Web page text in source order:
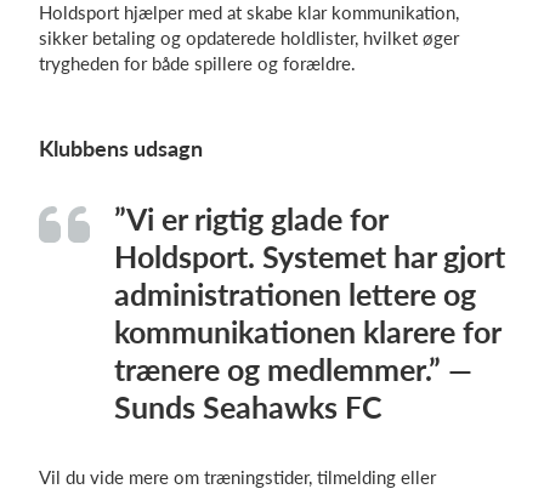
Holdsport hjælper med at skabe klar kommunikation,
sikker betaling og opdaterede holdlister, hvilket øger
trygheden for både spillere og forældre.
Klubbens udsagn
”Vi er rigtig glade for
Holdsport. Systemet har gjort
administrationen lettere og
kommunikationen klarere for
trænere og medlemmer.” —
Sunds Seahawks FC
Vil du vide mere om træningstider, tilmelding eller